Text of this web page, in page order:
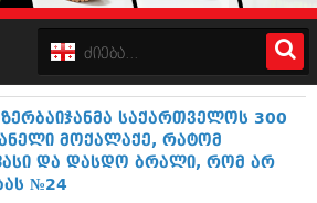
საქართველოს 300
მოქალაქე, რატომ
და დასდო ბრალი, რომ არ
№24